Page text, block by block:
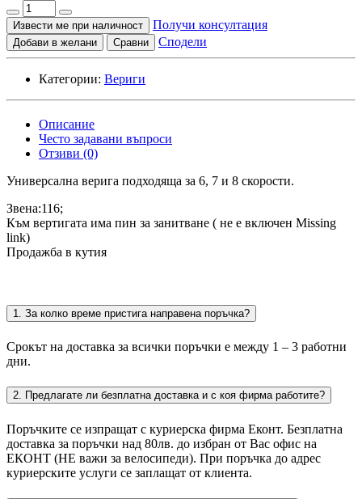
Извести ме при наличност Получи консултация
Добави в желани Сравни Сподели
Категории: Вериги
Описание
Често задавани въпроси
Отзиви (0)
Универсална верига подходяща за 6, 7 и 8 скорости.
Звена:116;
Към вертигата има пин за занитване ( не е включен Missing
link)
Продажба в кутия
1. За колко време пристига направена поръчка?
Срокът на доставка за всички поръчки е между 1 – 3 работни
дни.
2. Предлагате ли безплатна доставка и с коя фирма работите?
Поръчките се изпращат с куриерска фирма Еконт. Безплатна
доставка за поръчки над 80лв. до избран от Вас офис на
ЕКОНТ (НЕ важи за велосипеди). При поръчка до адрес
куриерските услуги се заплащат от клиента.